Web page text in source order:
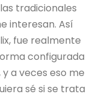
tradicionales
interesan. Así
fue realmente
configurada
a veces eso me
sé si se trata